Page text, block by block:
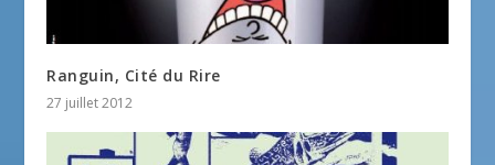
Ranguin, Cité du Rire
27 juillet 2012